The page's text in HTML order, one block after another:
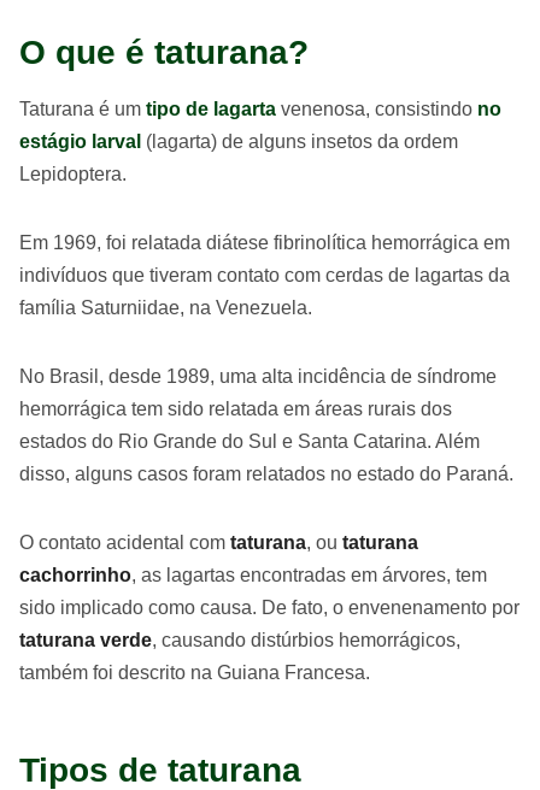
O que é taturana?
Taturana é um tipo de lagarta venenosa, consistindo no
estágio larval (lagarta) de alguns insetos da ordem
Lepidoptera.
Em 1969, foi relatada diátese fibrinolítica hemorrágica em
indivíduos que tiveram contato com cerdas de lagartas da
família Saturniidae, na Venezuela.
No Brasil, desde 1989, uma alta incidência de síndrome
hemorrágica tem sido relatada em áreas rurais dos
estados do Rio Grande do Sul e Santa Catarina. Além
disso, alguns casos foram relatados no estado do Paraná.
O contato acidental com taturana, ou taturana
cachorrinho, as lagartas encontradas em árvores, tem
sido implicado como causa. De fato, o envenenamento por
taturana verde, causando distúrbios hemorrágicos,
também foi descrito na Guiana Francesa.
Tipos de taturana